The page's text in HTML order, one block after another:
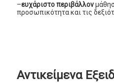
–ευχάριστο περιβάλλον
προσωπικότητα και τις
Αντικείμενα